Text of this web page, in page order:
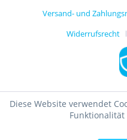
Versand- und
Widerrufsrecht
Diese Website verwendet